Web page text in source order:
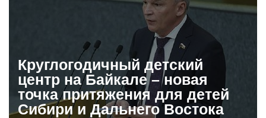
Круглогодичный детский
центр на Байкале – новая
точка притяжения для детей
Сибири и Дальнего Востока